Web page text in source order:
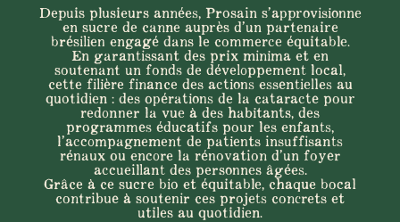
Depuis plusieurs années, Prosain s’approvisionne
en sucre de canne auprès d’un partenaire
brésilien engagé dans le commerce équitable.
En garantissant des prix minima et en
soutenant un fonds de développement local,
cette filière finance des actions essentielles au
quotidien : des opérations de la cataracte pour
redonner la vue à des habitants, des
programmes éducatifs pour les enfants,
l’accompagnement de patients insuffisants
rénaux ou encore la rénovation d’un foyer
accueillant des personnes âgées.
Grâce à ce sucre bio et équitable, chaque bocal
contribue à soutenir ces projets concrets et
utiles au quotidien.